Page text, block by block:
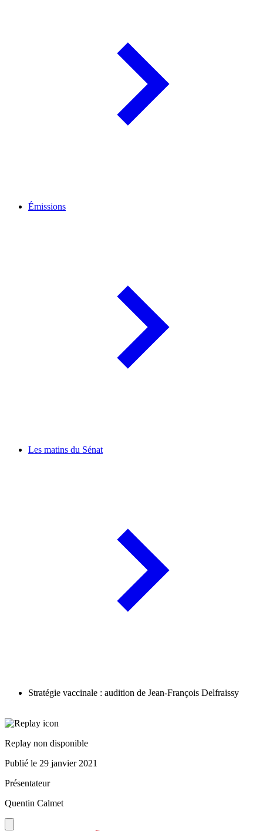
Émissions
Les matins du Sénat
Stratégie vaccinale : audition de Jean-François Delfraissy
Replay non disponible
Publié le 29 janvier 2021
Présentateur
Quentin Calmet